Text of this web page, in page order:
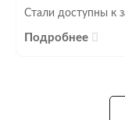
Стали доступны к
Подробнее